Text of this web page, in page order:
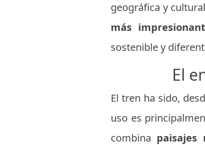
geográfica y
más
sostenible y
El
El tren ha sido,
uso es
combina